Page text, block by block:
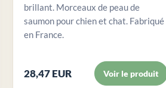
brillant. Morceaux de peau de
saumon pour chien et chat. Fabriqué
en France.
28,47 EUR Voir le produit